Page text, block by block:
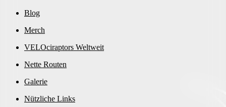
Blog
Merch
VELOciraptors Weltweit
Nette Routen
Galerie
Nützliche Links